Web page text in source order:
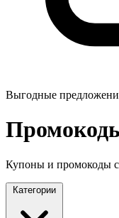
Выгодные
Купоны и промокоды
Категории